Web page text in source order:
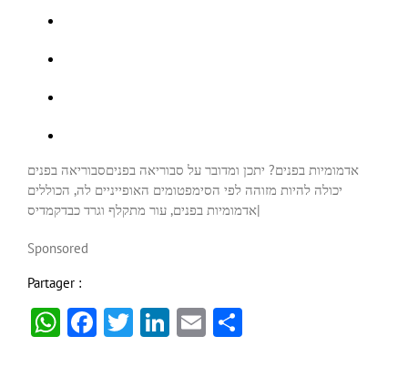
אדמומיות בפנים? יתכן ומדובר על סבוריאה בפניםסבוריאה בפנים
יכולה להיות מזוהה לפי הסימפטומים האופייניים לה, הכוללים
אדמומיות בפנים, עור מתקלף וגרד כבדקמדיס |
Sponsored
Partager :
WhatsApp
Facebook
Twitter
LinkedIn
Email